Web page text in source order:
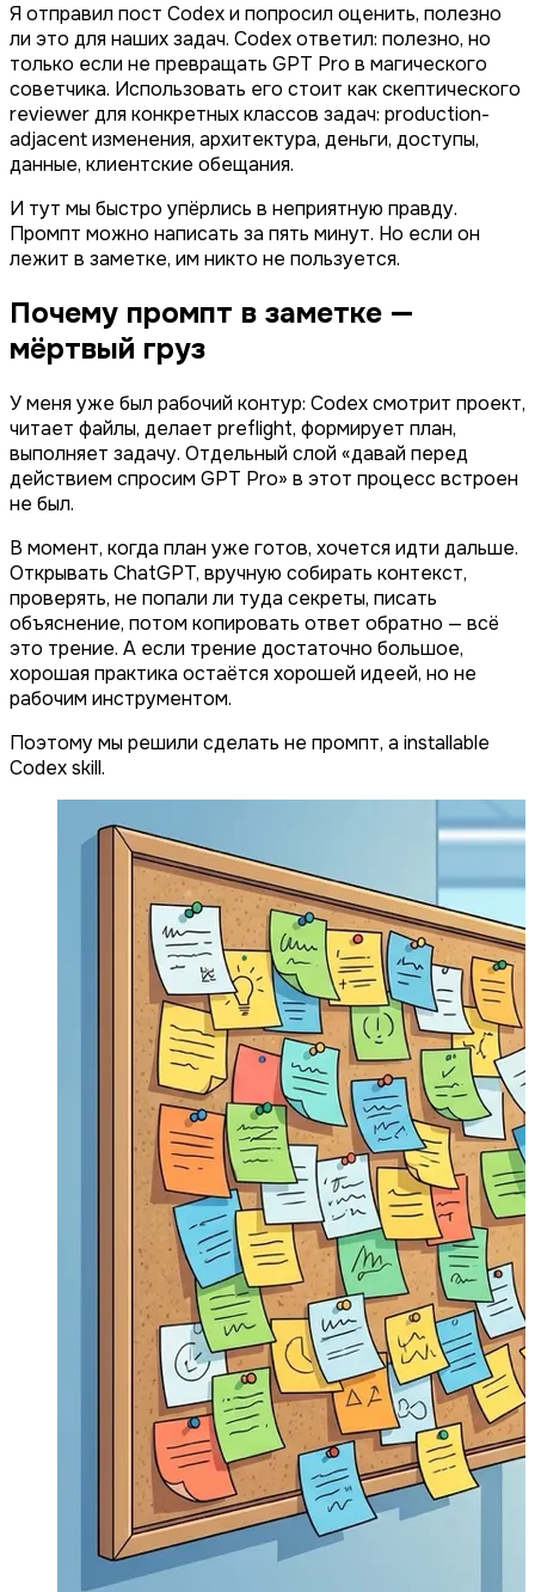
Я отправил пост Codex и попросил оценить, полезно
ли это для наших задач. Codex ответил: полезно, но
только если не превращать GPT Pro в магического
советчика. Использовать его стоит как скептического
reviewer для конкретных классов задач: production-
adjacent изменения, архитектура, деньги, доступы,
данные, клиентские обещания.
И тут мы быстро упёрлись в неприятную правду.
Промпт можно написать за пять минут. Но если он
лежит в заметке, им никто не пользуется.
Почему промпт в заметке —
мёртвый груз
У меня уже был рабочий контур: Codex смотрит проект,
читает файлы, делает preflight, формирует план,
выполняет задачу. Отдельный слой «давай перед
действием спросим GPT Pro» в этот процесс встроен
не был.
В момент, когда план уже готов, хочется идти дальше.
Открывать ChatGPT, вручную собирать контекст,
проверять, не попали ли туда секреты, писать
объяснение, потом копировать ответ обратно — всё
это трение. А если трение достаточно большое,
хорошая практика остаётся хорошей идеей, но не
рабочим инструментом.
Поэтому мы решили сделать не промпт, а installable
Codex skill.